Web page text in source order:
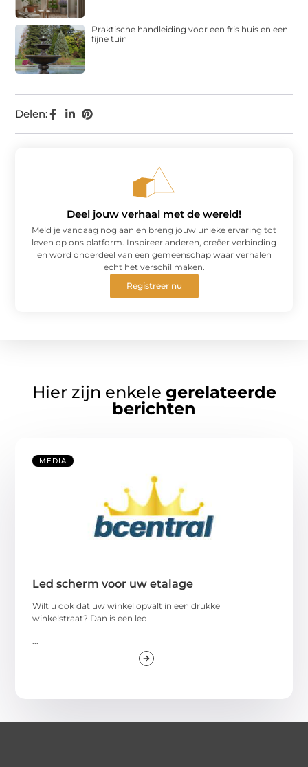
Delen:
Praktische handleiding voor een fris huis en een
fijne tuin
Deel jouw verhaal met de wereld!
Meld je vandaag nog aan en breng jouw unieke ervaring tot
leven op ons platform. Inspireer anderen, creëer verbinding
en word onderdeel van een gemeenschap waar verhalen
echt het verschil maken.
Registreer nu
Hier zijn enkele gerelateerde
berichten
MEDIA
Led scherm voor uw etalage
Wilt u ook dat uw winkel opvalt in een drukke
winkelstraat? Dan is een led